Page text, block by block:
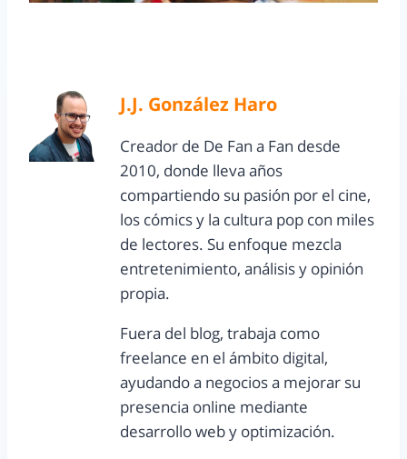
J.J. González Haro
Creador de De Fan a Fan desde
2010, donde lleva años
compartiendo su pasión por el cine,
los cómics y la cultura pop con miles
de lectores. Su enfoque mezcla
entretenimiento, análisis y opinión
propia.
Fuera del blog, trabaja como
freelance en el ámbito digital,
ayudando a negocios a mejorar su
presencia online mediante
desarrollo web y optimización.